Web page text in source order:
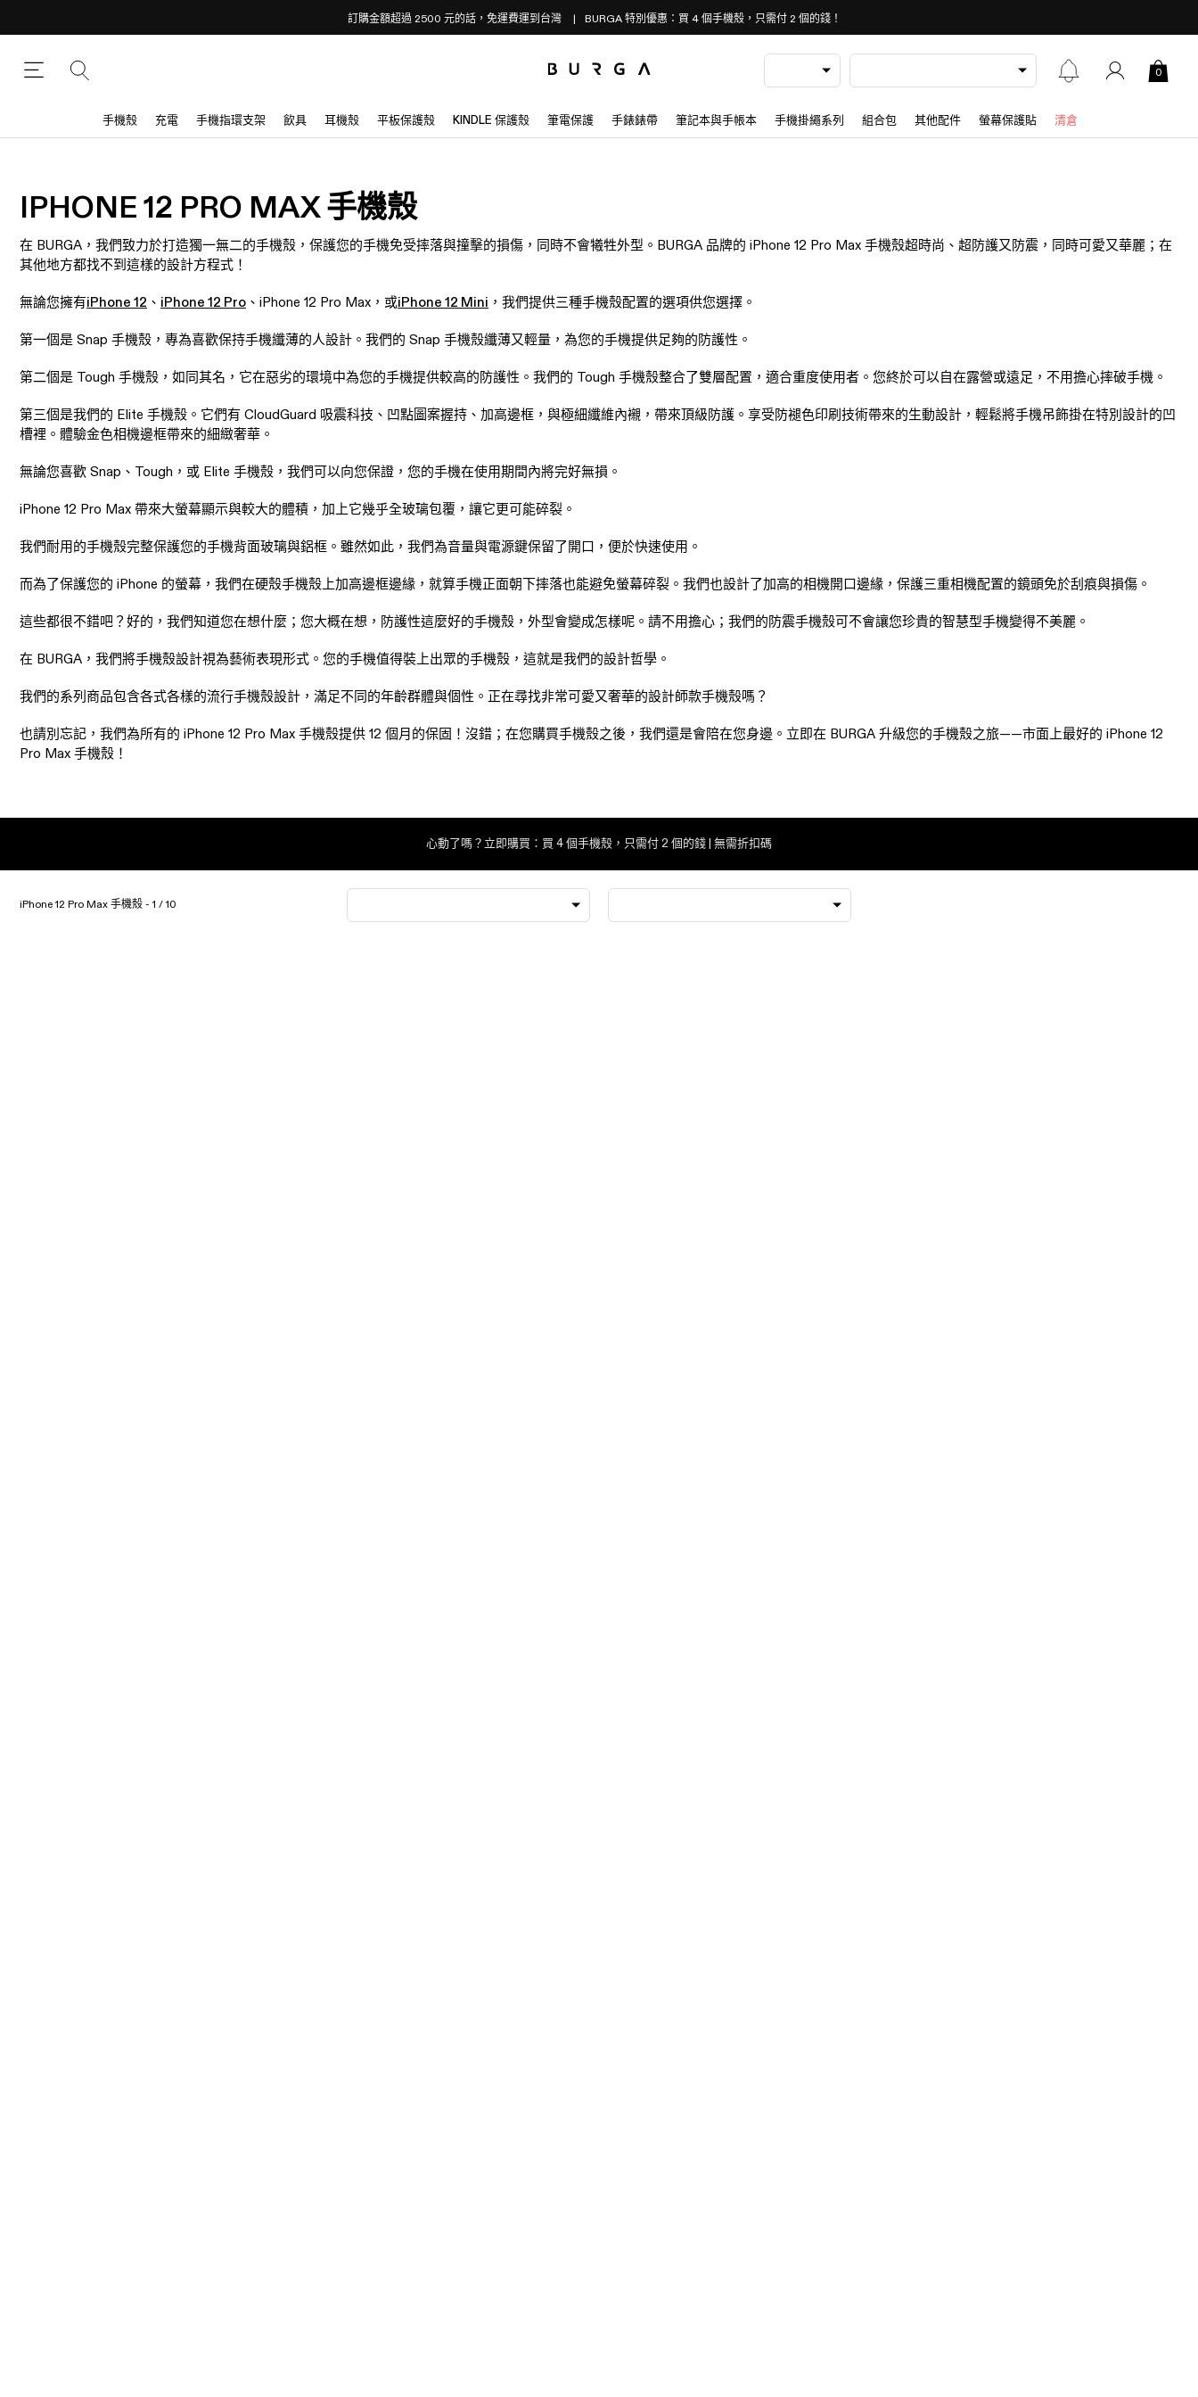
訂購金額超過 2500 元的話，免運費運到台灣 BURGA 特別優惠：買 4 個手機殼，只需付 2 個的錢！
0
手機殼 充電 手機指環支架 飲具 耳機殼 平板保護殼 KINDLE 保護殼 筆電保護 手錶錶帶 筆記本與手帳本 手機掛繩系列 組合包 其他配件 螢幕保護貼 清倉
IPHONE 12 PRO MAX 手機殼
在 BURGA，我們致力於打造獨一無二的手機殼，保護您的手機免受摔落與撞擊的損傷，同時不會犧牲外型。BURGA 品牌的 iPhone 12 Pro Max 手機殼超時尚、超防護又防震，同時可愛又華麗；在
其他地方都找不到這樣的設計方程式！
無論您擁有 iPhone 12 、 iPhone 12 Pro 、iPhone 12 Pro Max，或iPhone 12 Mini ，我們提供三種手機殼配置的選項供您選擇。
第一個是 Snap 手機殼，專為喜歡保持手機纖薄的人設計。我們的 Snap 手機殼纖薄又輕量，為您的手機提供足夠的防護性。
第二個是 Tough 手機殼，如同其名，它在惡劣的環境中為您的手機提供較高的防護性。我們的 Tough 手機殼整合了雙層配置，適合重度使用者。您終於可以自在露營或遠足，不用擔心摔破手機。
第三個是我們的 Elite 手機殼。它們有 CloudGuard 吸震科技、凹點圖案握持、加高邊框，與極細纖維內襯，帶來頂級防護。享受防褪色印刷技術帶來的生動設計，輕鬆將手機吊飾掛在特別設計的凹
槽裡。體驗金色相機邊框帶來的細緻奢華。
無論您喜歡 Snap、Tough，或 Elite 手機殼，我們可以向您保證，您的手機在使用期間內將完好無損。
iPhone 12 Pro Max 帶來大螢幕顯示與較大的體積，加上它幾乎全玻璃包覆，讓它更可能碎裂。
我們耐用的手機殼完整保護您的手機背面玻璃與鋁框。雖然如此，我們為音量與電源鍵保留了開口，便於快速使用。
而為了保護您的 iPhone 的螢幕，我們在硬殼手機殼上加高邊框邊緣，就算手機正面朝下摔落也能避免螢幕碎裂。我們也設計了加高的相機開口邊緣，保護三重相機配置的鏡頭免於刮痕與損傷。
這些都很不錯吧？好的，我們知道您在想什麼；您大概在想，防護性這麼好的手機殼，外型會變成怎樣呢。請不用擔心；我們的防震手機殼可不會讓您珍貴的智慧型手機變得不美麗。
在 BURGA，我們將手機殼設計視為藝術表現形式。您的手機值得裝上出眾的手機殼，這就是我們的設計哲學。
我們的系列商品包含各式各樣的流行手機殼設計，滿足不同的年齡群體與個性。正在尋找非常可愛又奢華的設計師款手機殼嗎？
也請別忘記，我們為所有的 iPhone 12 Pro Max 手機殼提供 12 個月的保固！沒錯；在您購買手機殼之後，我們還是會陪在您身邊。立即在 BURGA 升級您的手機殼之旅——市面上最好的 iPhone 12
Pro Max 手機殼！
心動了嗎？立即購買：買 4 個手機殼，只需付 2 個的錢 | 無需折扣碼
iPhone 12 Pro Max 手機殼 - 1 / 10